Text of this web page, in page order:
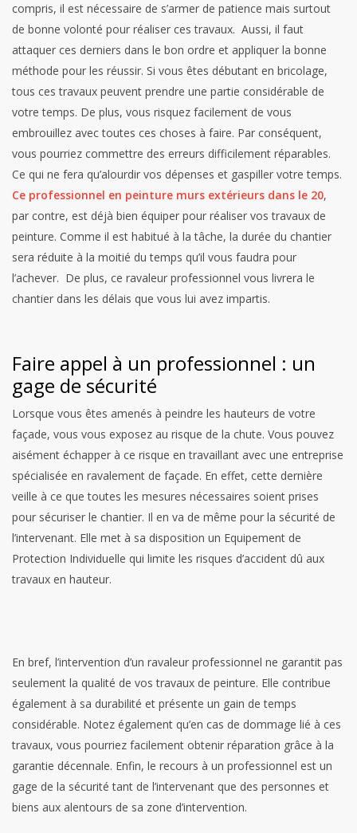
compris, il est nécessaire de s’armer de patience mais surtout
de bonne volonté pour réaliser ces travaux. Aussi, il faut
attaquer ces derniers dans le bon ordre et appliquer la bonne
méthode pour les réussir. Si vous êtes débutant en bricolage,
tous ces travaux peuvent prendre une partie considérable de
votre temps. De plus, vous risquez facilement de vous
embrouillez avec toutes ces choses à faire. Par conséquent,
vous pourriez commettre des erreurs difficilement réparables.
Ce qui ne fera qu’alourdir vos dépenses et gaspiller votre temps.
Ce professionnel en peinture murs extérieurs dans le 20,
par contre, est déjà bien équiper pour réaliser vos travaux de
peinture. Comme il est habitué à la tâche, la durée du chantier
sera réduite à la moitié du temps qu’il vous faudra pour
l’achever. De plus, ce ravaleur professionnel vous livrera le
chantier dans les délais que vous lui avez impartis.
Faire appel à un professionnel : un
gage de sécurité
Lorsque vous êtes amenés à peindre les hauteurs de votre
façade, vous vous exposez au risque de la chute. Vous pouvez
aisément échapper à ce risque en travaillant avec une entreprise
spécialisée en ravalement de façade. En effet, cette dernière
veille à ce que toutes les mesures nécessaires soient prises
pour sécuriser le chantier. Il en va de même pour la sécurité de
l’intervenant. Elle met à sa disposition un Equipement de
Protection Individuelle qui limite les risques d’accident dû aux
travaux en hauteur.
En bref, l’intervention d’un ravaleur professionnel ne garantit pas
seulement la qualité de vos travaux de peinture. Elle contribue
également à sa durabilité et présente un gain de temps
considérable. Notez également qu’en cas de dommage lié à ces
travaux, vous pourriez facilement obtenir réparation grâce à la
garantie décennale. Enfin, le recours à un professionnel est un
gage de la sécurité tant de l’intervenant que des personnes et
biens aux alentours de sa zone d’intervention.